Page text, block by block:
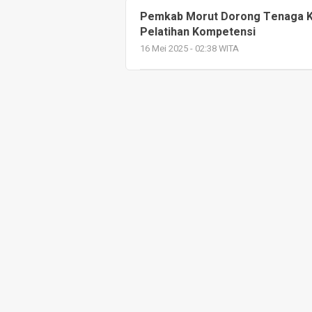
Pemkab Morut Dorong Tenaga
Pelatihan Kompetensi
16 Mei 2025 - 02:38 WITA